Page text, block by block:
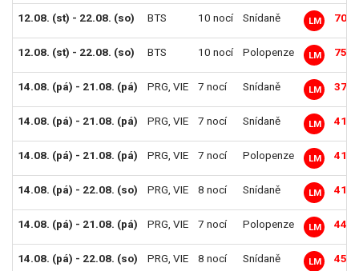
12.08. (st) - 22.08. (so) BTS 10 nocí Snídaně LM 70
12.08. (st) - 22.08. (so) BTS 10 nocí Polopenze LM 75
14.08. (pá) - 21.08. (pá) PRG VIE 7 nocí Snídaně LM 37
14.08. (pá) - 21.08. (pá) PRG VIE 7 nocí Snídaně LM 41
14.08. (pá) - 21.08. (pá) PRG VIE 7 nocí Polopenze LM 41
14.08. (pá) - 22.08. (so) PRG VIE 8 nocí Snídaně LM 41
14.08. (pá) - 21.08. (pá) PRG VIE 7 nocí Polopenze LM 44
14.08. (pá) - 22.08. (so) PRG VIE 8 nocí Snídaně LM 45